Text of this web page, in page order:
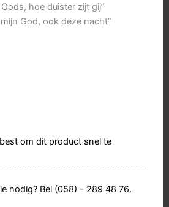
om dit product snel te
nodig? Bel (058) - 289 48 76.
hoe duister zijt gij”
God, ook deze nacht”